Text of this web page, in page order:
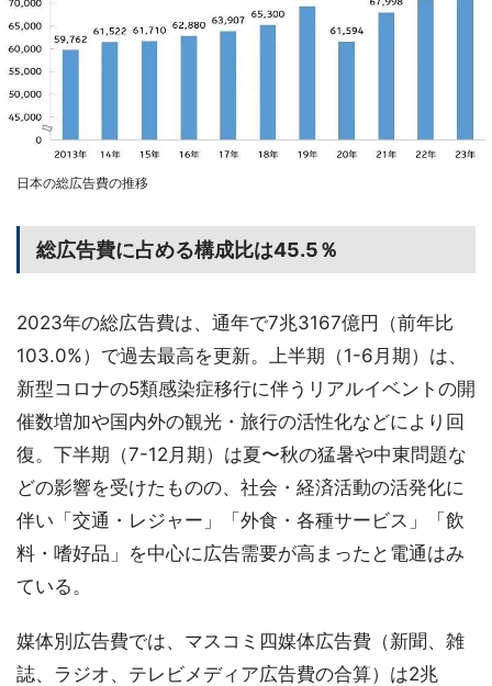
日本の総広告費の推移
総広告費に占める構成比は45.5％
2023年の総広告費は、通年で7兆3167億円（前年比
103.0%）で過去最高を更新。上半期（1-6月期）は、
新型コロナの5類感染症移行に伴うリアルイベントの開
催数増加や国内外の観光・旅行の活性化などにより回
復。下半期（7-12月期）は夏〜秋の猛暑や中東問題な
どの影響を受けたものの、社会・経済活動の活発化に
伴い「交通・レジャー」「外食・各種サービス」「飲
料・嗜好品」を中心に広告需要が高まったと電通はみ
ている。
媒体別広告費では、マスコミ四媒体広告費（新聞、雑
誌、ラジオ、テレビメディア広告費の合算）は2兆